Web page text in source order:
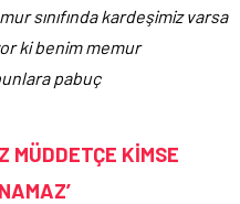
sınıfında kardeşimiz varsa
ki benim memur
pabuç
MÜDDETÇE KİMSE